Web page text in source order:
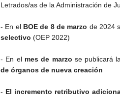
Letrados/as de la Administración de
- En el BOE de 8 de marzo de 2024
selectivo (OEP 2022)
- En el mes de marzo se publicará
de órganos de nueva creación
- El incremento retributivo